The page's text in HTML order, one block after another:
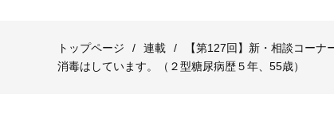
トップページ / 連載 /
【第127回】新・相談コー
消毒はしています。（２型糖尿病歴５年、55歳）